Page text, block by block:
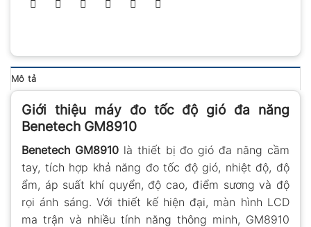
Mô tả
Giới thiệu máy đo tốc độ gió đa năng
Benetech GM8910
Benetech GM8910là thiết bị đo gió đa năng cầm
tay, tích hợp khả năng đo tốc độ gió, nhiệt độ, độ
ẩm, áp suất khí quyển, độ cao, điểm sương và độ
rọi ánh sáng. Với thiết kế hiện đại, màn hình LCD
ma trận và nhiều tính năng thông minh, GM8910